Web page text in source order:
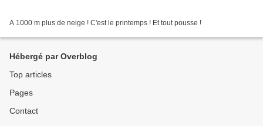
A 1000 m plus de neige ! C'est le printemps ! Et tout pousse !
Hébergé par Overblog
Top articles
Pages
Contact